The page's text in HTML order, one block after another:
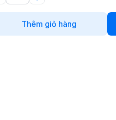
Thêm giỏ hàng